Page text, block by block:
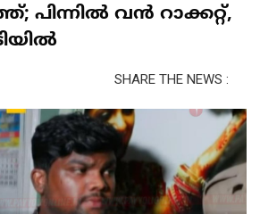
പിന്നിൽ വൻ റാക്കറ്റ്,
SHARE THE NEWS :